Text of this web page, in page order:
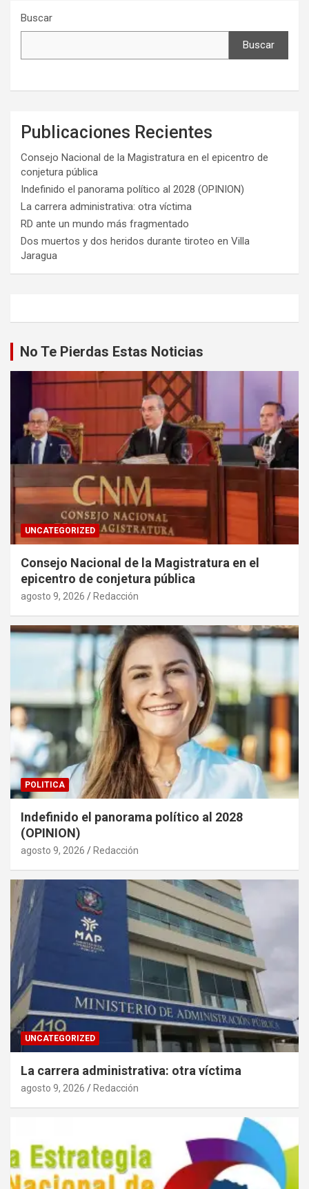
Buscar
Buscar
Publicaciones Recientes
Consejo Nacional de la Magistratura en el epicentro de
conjetura pública
Indefinido el panorama político al 2028 (OPINION)
La carrera administrativa: otra víctima
RD ante un mundo más fragmentado
Dos muertos y dos heridos durante tiroteo en Villa
Jaragua
No Te Pierdas Estas Noticias
UNCATEGORIZED
Consejo Nacional de la Magistratura en el
epicentro de conjetura pública
agosto 9, 2026 Redacción
POLITICA
Indefinido el panorama político al 2028
(OPINION)
agosto 9, 2026 Redacción
UNCATEGORIZED
La carrera administrativa: otra víctima
agosto 9, 2026 Redacción